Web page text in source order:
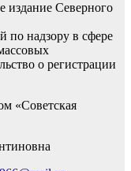
издание Северного
по надзору в сфере
о регистрации
«Советская